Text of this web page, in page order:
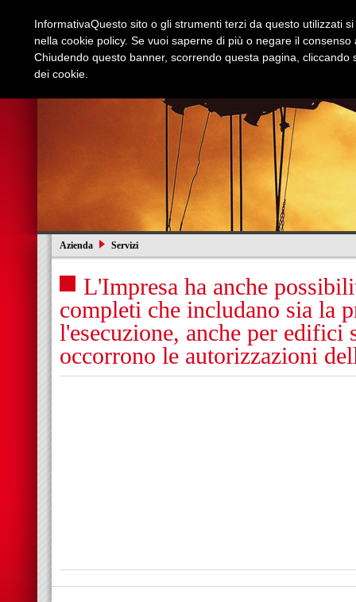
Azienda Servizi
L'Impresa ha anche
completi che includano sia la
l'esecuzione, anche per
occorrono le autorizzazioni
InformativaQuesto sito o gli strumenti terzi da questo utilizzati
nella cookie policy. Se vuoi saperne di più o negare il
Chiudendo questo banner, scorrendo questa pagina,
dei cookie.